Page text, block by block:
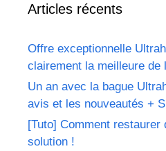
Articles récents
Offre exceptionnelle
clairement la meilleure de
Un an avec la bague
avis et les nouveautés +
[Tuto] Comment restaurer
solution !